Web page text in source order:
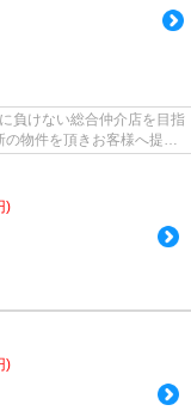
負けない総合仲介店を目指
物件を頂きお客様へ提供
)
)